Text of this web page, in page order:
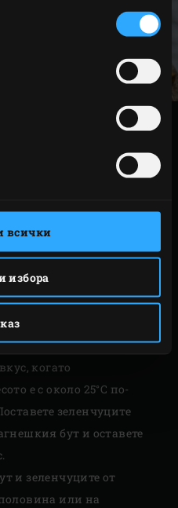
всички
избора
върху решетката.
на месото.
и настройте
термометър.
недопечено, 60-
и 65-67°C за средно
със зехтин и им
когато
е с около 25°C по-
зеленчуците
бут и оставете
и зеленчуците от
или на